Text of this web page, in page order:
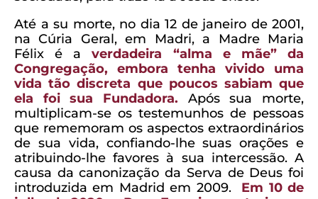
Até a su morte, no dia 12 de janeiro de 2001,
na Cúria Geral, em Madri, a Madre Maria
Félix é averdadeira “alma e mãe” da
Congregação, embora tenha vivido uma
vida tão discreta que poucos sabiam que
ela foi sua Fundadora. Após sua morte,
multiplicam-se os testemunhos de pessoas
que rememoram os aspectos extraordinários
de sua vida, confiando-lhe suas orações e
atribuindo-lhe favores à sua intercessão. A
causa da canonização da Serva de Deus foi
introduzida em Madrid em 2009. Em 10 de